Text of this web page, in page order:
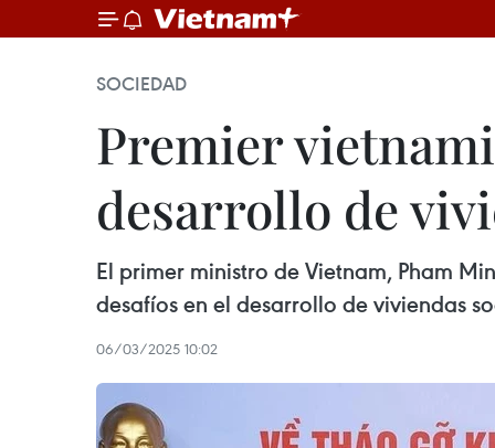
SOCIEDAD
Premier
desarrollo de
El primer ministro de Vietnam, Pham
desafíos en el desarrollo de viviendas
06/03/2025 10:02